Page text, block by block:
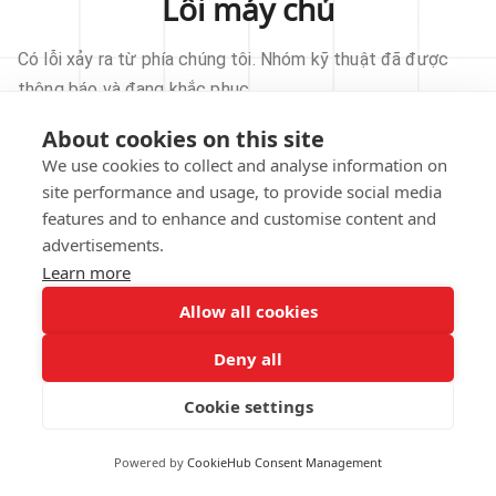
About cookies on this site
We use cookies to collect and analyse information on
site performance and usage, to provide social media
features and to enhance and customise content and
advertisements.
Learn more
Allow all cookies
Deny all
Cookie settings
Powered by CookieHub Consent Management
Lỗi máy chủ
Có lỗi xảy ra từ phía chúng tôi. Nhóm kỹ thuật đã được
thông báo và đang khắc phục.
THỬ LẠI
VỀ TRANG CHỦ
notified.